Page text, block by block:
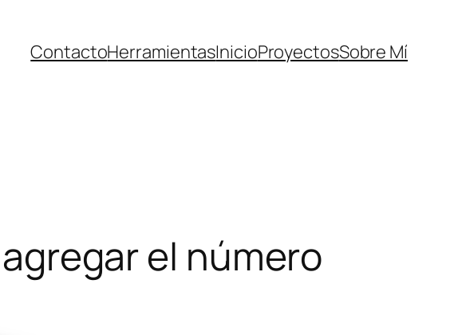
ContactoHerramientasInicioProyectosSobre Mí
el número